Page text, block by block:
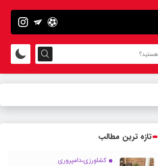
تازه ترین مطالب
کشاورزی،دامپروری